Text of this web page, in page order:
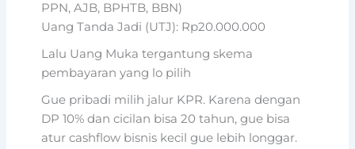
PPN, AJB, BPHTB, BBN)
Uang Tanda Jadi (UTJ): Rp20.000.000
Lalu Uang Muka tergantung skema
pembayaran yang lo pilih
Gue pribadi milih jalur KPR. Karena dengan
DP 10% dan cicilan bisa 20 tahun, gue bisa
atur cashflow bisnis kecil gue lebih longgar.